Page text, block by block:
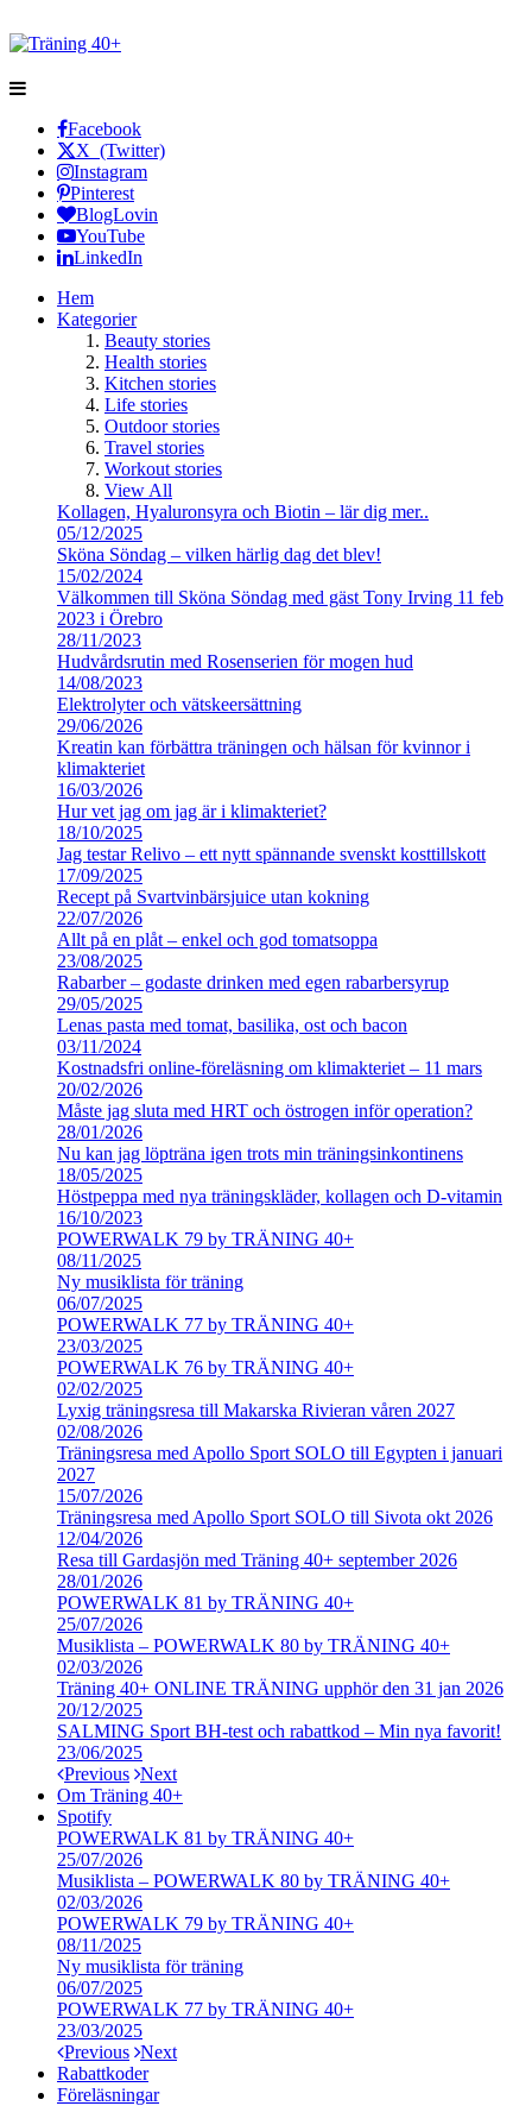
Facebook
X (Twitter)
Instagram
Pinterest
BlogLovin
YouTube
LinkedIn
Hem
Kategorier
Beauty stories
Health stories
Kitchen stories
Life stories
Outdoor stories
Travel stories
Workout stories
View All
Kollagen, Hyaluronsyra och Biotin – lär dig mer..
05/12/2025
Sköna Söndag – vilken härlig dag det blev!
15/02/2024
Välkommen till Sköna Söndag med gäst Tony Irving 11 feb
2023 i Örebro
28/11/2023
Hudvårdsrutin med Rosenserien för mogen hud
14/08/2023
Elektrolyter och vätskeersättning
29/06/2026
Kreatin kan förbättra träningen och hälsan för kvinnor i
klimakteriet
16/03/2026
Hur vet jag om jag är i klimakteriet?
18/10/2025
Jag testar Relivo – ett nytt spännande svenskt kosttillskott
17/09/2025
Recept på Svartvinbärsjuice utan kokning
22/07/2026
Allt på en plåt – enkel och god tomatsoppa
23/08/2025
Rabarber – godaste drinken med egen rabarbersyrup
29/05/2025
Lenas pasta med tomat, basilika, ost och bacon
03/11/2024
Kostnadsfri online-föreläsning om klimakteriet – 11 mars
20/02/2026
Måste jag sluta med HRT och östrogen inför operation?
28/01/2026
Nu kan jag löpträna igen trots min träningsinkontinens
18/05/2025
Höstpeppa med nya träningskläder, kollagen och D-vitamin
16/10/2023
POWERWALK 79 by TRÄNING 40+
08/11/2025
Ny musiklista för träning
06/07/2025
POWERWALK 77 by TRÄNING 40+
23/03/2025
POWERWALK 76 by TRÄNING 40+
02/02/2025
Lyxig träningsresa till Makarska Rivieran våren 2027
02/08/2026
Träningsresa med Apollo Sport SOLO till Egypten i januari
2027
15/07/2026
Träningsresa med Apollo Sport SOLO till Sivota okt 2026
12/04/2026
Resa till Gardasjön med Träning 40+ september 2026
28/01/2026
POWERWALK 81 by TRÄNING 40+
25/07/2026
Musiklista – POWERWALK 80 by TRÄNING 40+
02/03/2026
Träning 40+ ONLINE TRÄNING upphör den 31 jan 2026
20/12/2025
SALMING Sport BH-test och rabattkod – Min nya favorit!
23/06/2025
Previous Next
Om Träning 40+
Spotify
POWERWALK 81 by TRÄNING 40+
25/07/2026
Musiklista – POWERWALK 80 by TRÄNING 40+
02/03/2026
POWERWALK 79 by TRÄNING 40+
08/11/2025
Ny musiklista för träning
06/07/2025
POWERWALK 77 by TRÄNING 40+
23/03/2025
Previous Next
Rabattkoder
Föreläsningar